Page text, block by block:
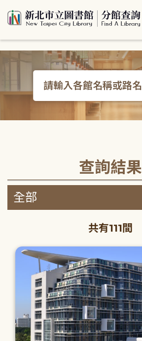
查詢結果
共有111間